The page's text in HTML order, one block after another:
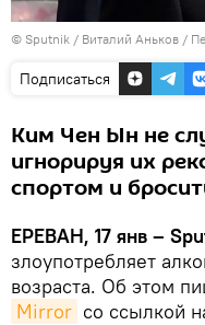
© Sputnik / Виталий Аньков /
Подписаться
Ким Чен Ын не
игнорируя их
спортом и
ЕРЕВАН, 17 янв –
злоупотребляет
возраста. Об этом
Mirror со ссылкой